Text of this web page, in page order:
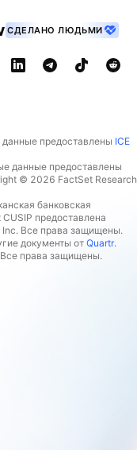
СДЕЛАНО ЛЮДЬМИ
предоставлены ICE
данные предоставлены
© 2026 FactSet Research
банковская
предоставлена
Inc. Все права защищены.
документы от Quartr.
права защищены.